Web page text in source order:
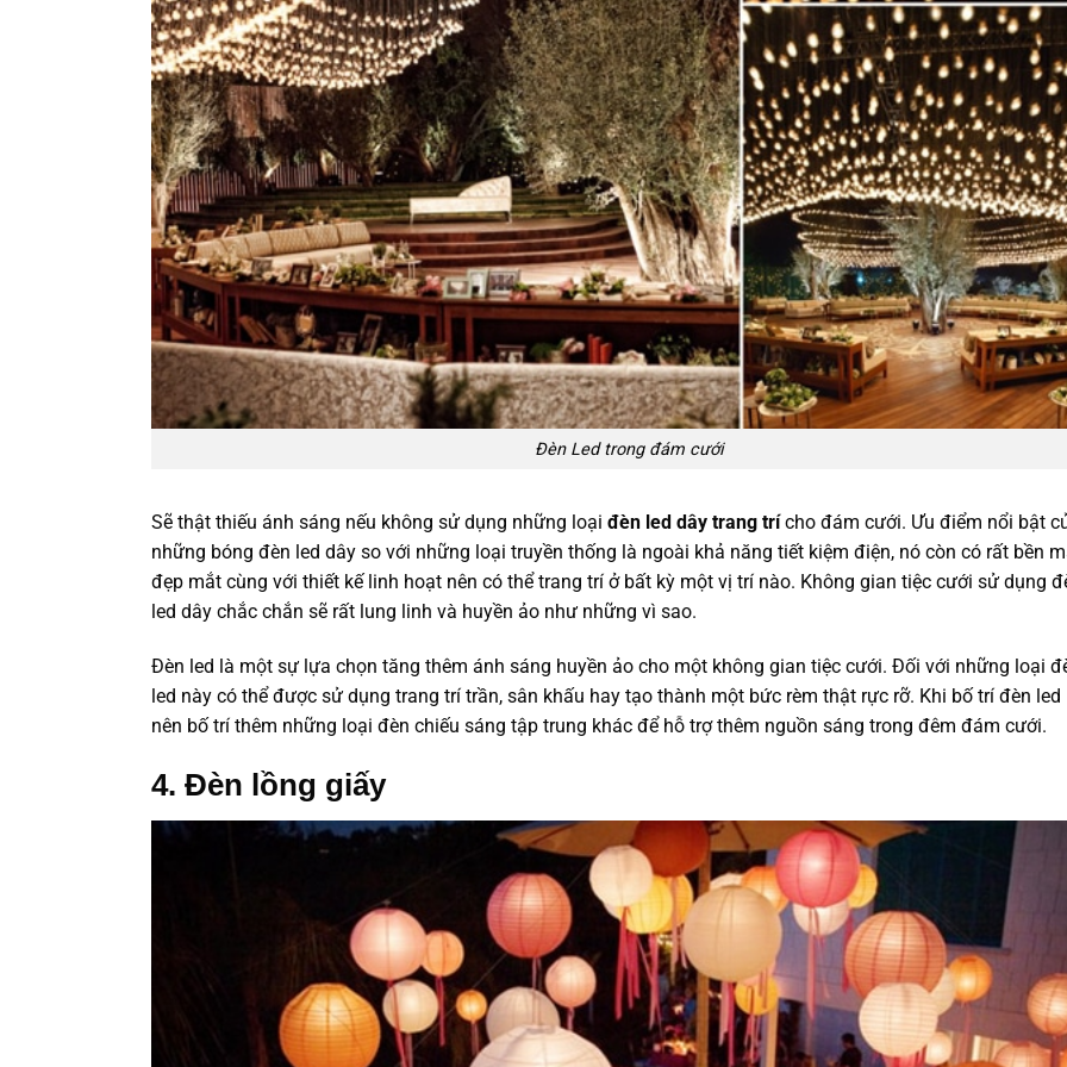
Đèn Led trong đám cưới
Sẽ thật thiếu ánh sáng nếu không sử dụng những loại đèn led dây trang trícho đám cưới. Ưu điểm nổi bật
những bóng đèn led dây so với những loại truyền thống là ngoài khả năng tiết kiệm điện, nó còn có rất bền
đẹp mắt cùng với thiết kế linh hoạt nên có thể trang trí ở bất kỳ một vị trí nào. Không gian tiệc cưới sử dụng
led dây chắc chắn sẽ rất lung linh và huyền ảo như những vì sao.
Đèn led là một sự lựa chọn tăng thêm ánh sáng huyền ảo cho một không gian tiệc cưới. Đối với những loại
led này có thể được sử dụng trang trí trần, sân khấu hay tạo thành một bức rèm thật rực rỡ. Khi bố trí đèn led
nên bố trí thêm những loại đèn chiếu sáng tập trung khác để hỗ trợ thêm nguồn sáng trong đêm đám cưới.
4. Đèn lồng giấy